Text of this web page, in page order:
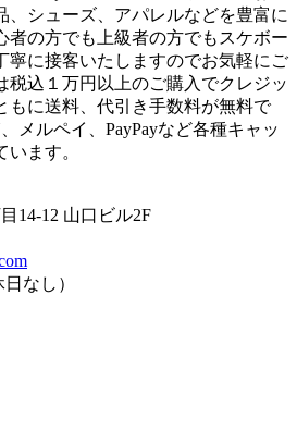
、シューズ、アパレルなどを豊富に
者の方でも上級者の方でもスケボー
寧に接客いたしますのでお気軽にご
税込１万円以上のご購入でクレジッ
もに送料、代引き手数料が無料で
メルペイ、PayPayなど各種キャッ
ます。
14-12 山口ビル2F
なし）